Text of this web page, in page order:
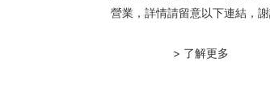
營業，詳情請留意以下連結，謝
> 了解更多